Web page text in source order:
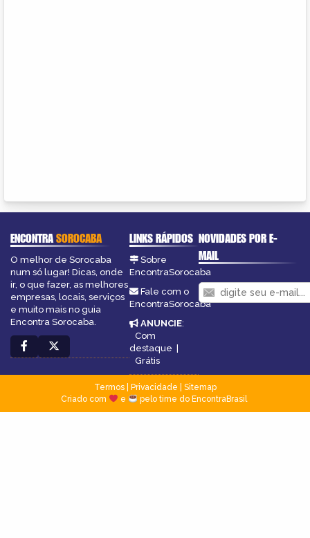
ENCONTRASOROCABA
O melhor de Sorocaba
num só lugar! Dicas, onde
ir, o que fazer, as melhores
empresas, locais, serviços
e muito mais no guia
Encontra Sorocaba.
LINKS RÁPIDOS
Sobre
EncontraSorocaba
Fale com o
EncontraSorocaba
ANUNCIE:
Com
destaque |
Grátis
NOVIDADES POR E-
MAIL
Termos| Privacidade
Sitemap
Criado com
e pelo time do EncontraBrasil